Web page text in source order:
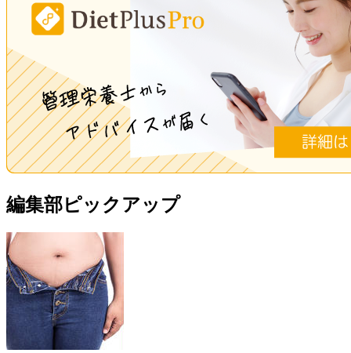
編集部ピックアップ